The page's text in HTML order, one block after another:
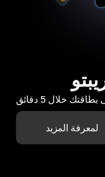
خلال 5 دقائق
لمعرفة المزيد